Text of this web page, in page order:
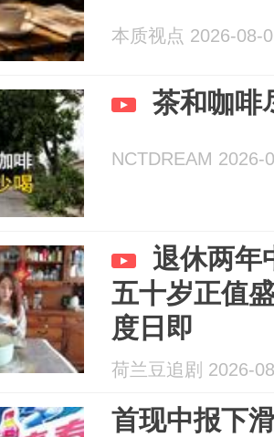
本质视点 2026-08-
茶和咖啡
NCTDREAM 2026-
退休两年
五十岁正值
度日即
荷兰豆追剧 2026-
首现中报下